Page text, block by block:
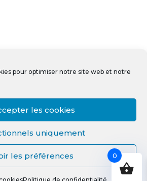
pour optimiser notre site web et notre
les cookies
uniquement
les préférences
2022-2023 – Tous
Créé et hébergé par
0